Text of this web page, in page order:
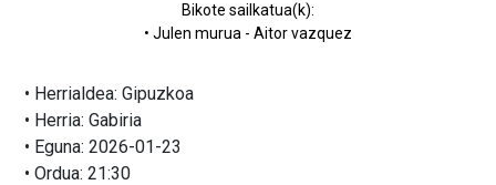
Bikote sailkatua(k):
• Julen murua - Aitor vazquez
• Herrialdea: Gipuzkoa
• Herria: Gabiria
• Eguna: 2026-01-23
• Ordua: 21:30